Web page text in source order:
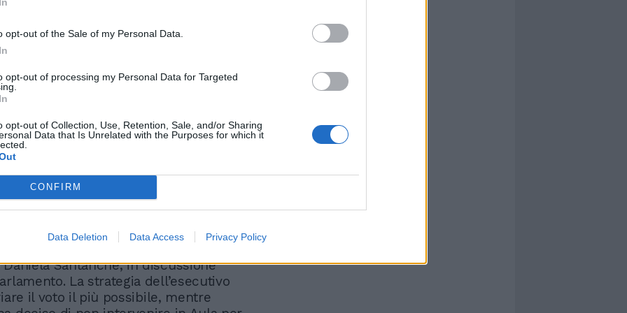
opt-out of the Sale of my Personal Data.
opt-out of processing my Personal Data for Targeted
opt-out of Collection, Use, Retention, Sale, and/or Sharing
Data that Is Unrelated with the Purposes for which it
CONFIRM
Data Deletion Data Access Privacy Policy
Solito show della
sui migranti in Albania:
tempo sulla mozione di sfiducia
Santanchè, in discussione
La strategia dell’esecutivo
il voto il più possibile, mentre